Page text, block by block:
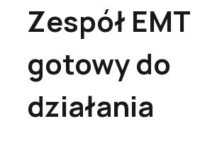
Zespół EMT
gotowy do
działania